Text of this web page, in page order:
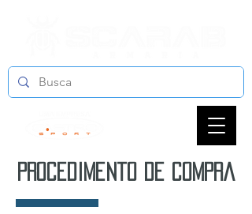
procedimento de compra